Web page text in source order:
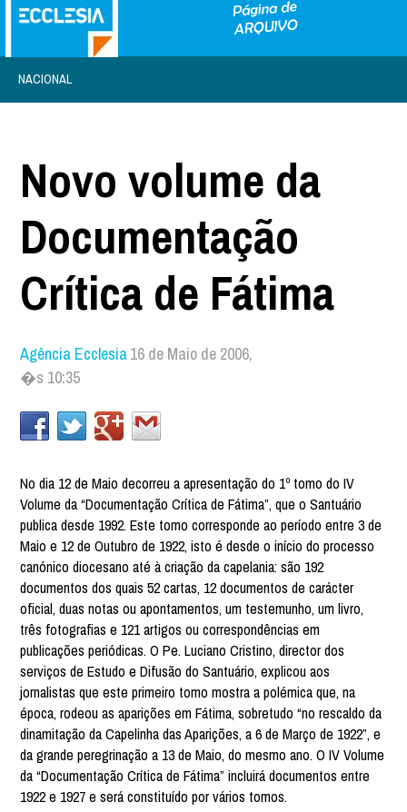
NACIONAL
Novo volume da
Documentação
Crítica de Fátima
Agência Ecclesia16 de Maio de 2006,
�s 10:35
No dia 12 de Maio decorreu a apresentação do 1º tomo do IV
Volume da “Documentação Crítica de Fátima”, que o Santuário
publica desde 1992. Este tomo corresponde ao período entre 3 de
Maio e 12 de Outubro de 1922, isto é desde o início do processo
canónico diocesano até à criação da capelania: são 192
documentos dos quais 52 cartas, 12 documentos de carácter
oficial, duas notas ou apontamentos, um testemunho, um livro,
três fotografias e 121 artigos ou correspondências em
publicações periódicas. O Pe. Luciano Cristino, director dos
serviços de Estudo e Difusão do Santuário, explicou aos
jornalistas que este primeiro tomo mostra a polémica que, na
época, rodeou as aparições em Fátima, sobretudo “no rescaldo da
dinamitação da Capelinha das Aparições, a 6 de Março de 1922”, e
da grande peregrinação a 13 de Maio, do mesmo ano. O IV Volume
da “Documentação Crítica de Fátima” incluirá documentos entre
1922 e 1927 e será constituído por vários tomos.